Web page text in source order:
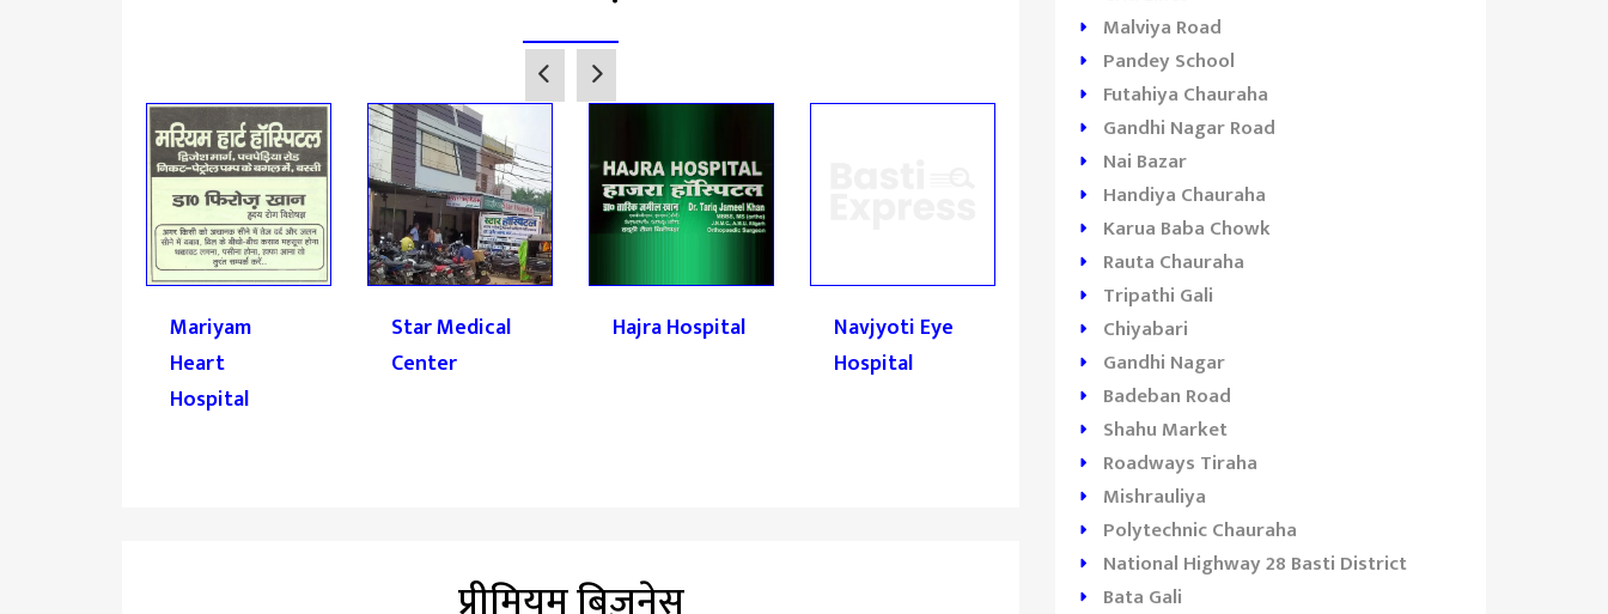
Mariyam
Heart
Hospital
Star Medical
Center
Hajra Hospital
Navjyoti Eye
Hospital
Om Veer
Hospital
Malviya Road
Pandey School
Futahiya Chauraha
Gandhi Nagar Road
Nai Bazar
Handiya Chauraha
Karua Baba Chowk
Rauta Chauraha
Tripathi Gali
Chiyabari
Gandhi Nagar
Badeban Road
Shahu Market
Roadways Tiraha
Mishrauliya
Polytechnic Chauraha
National Highway 28 Basti District
Bata Gali